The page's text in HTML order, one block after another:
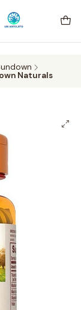
GRATIS mismo
CLP 39.900.
hrs.
Naturals